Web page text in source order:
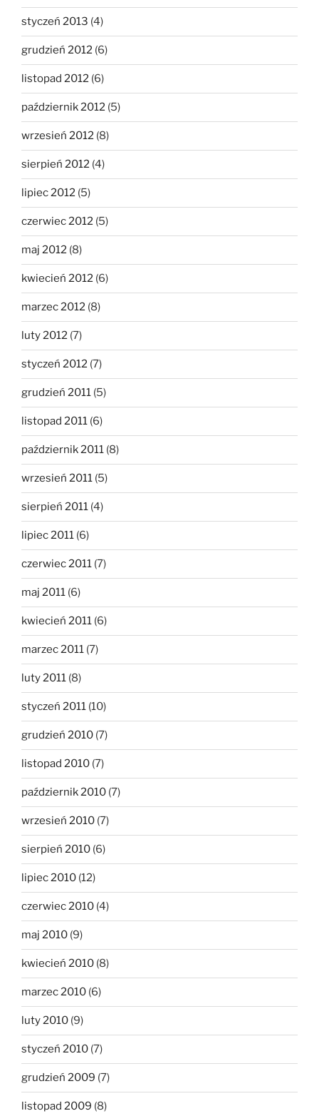
styczeń 2013 (4)
grudzień 2012 (6)
listopad 2012 (6)
październik 2012 (5)
wrzesień 2012 (8)
sierpień 2012 (4)
lipiec 2012 (5)
czerwiec 2012 (5)
maj 2012 (8)
kwiecień 2012 (6)
marzec 2012 (8)
luty 2012 (7)
styczeń 2012 (7)
grudzień 2011 (5)
listopad 2011 (6)
październik 2011 (8)
wrzesień 2011 (5)
sierpień 2011 (4)
lipiec 2011 (6)
czerwiec 2011 (7)
maj 2011 (6)
kwiecień 2011 (6)
marzec 2011 (7)
luty 2011 (8)
styczeń 2011 (10)
grudzień 2010 (7)
listopad 2010 (7)
październik 2010 (7)
wrzesień 2010 (7)
sierpień 2010 (6)
lipiec 2010 (12)
czerwiec 2010 (4)
maj 2010 (9)
kwiecień 2010 (8)
marzec 2010 (6)
luty 2010 (9)
styczeń 2010 (7)
grudzień 2009 (7)
listopad 2009 (8)